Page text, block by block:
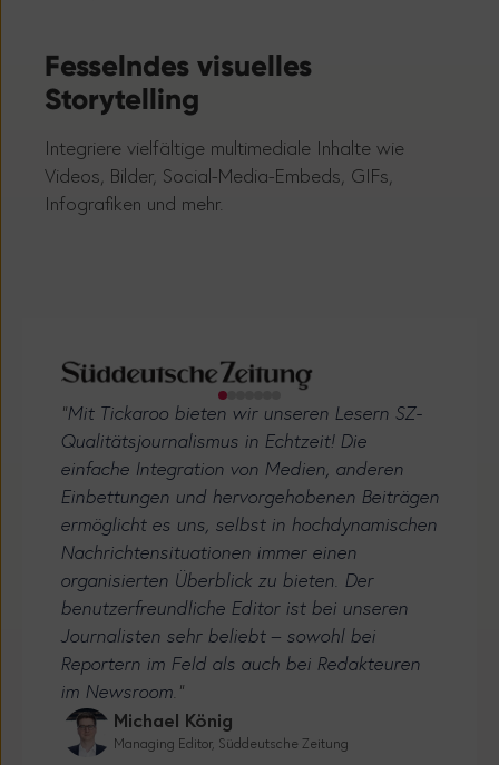
Fesselndes visuelles
Storytelling
Integriere vielfältige multimediale Inhalte wie
Videos, Bilder, Social-Media-Embeds, GIFs,
Infografiken und mehr.
“Mit Tickaroo bieten wir unseren Lesern SZ-
Qualitätsjournalismus in Echtzeit! Die
einfache Integration von Medien, anderen
Einbettungen und hervorgehobenen Beiträgen
ermöglicht es uns, selbst in hochdynamischen
Nachrichtensituationen immer einen
organisierten Überblick zu bieten. Der
benutzerfreundliche Editor ist bei unseren
Journalisten sehr beliebt – sowohl bei
Reportern im Feld als auch bei Redakteuren
im Newsroom.”
Michael König
Managing Editor, Süddeutsche Zeitung